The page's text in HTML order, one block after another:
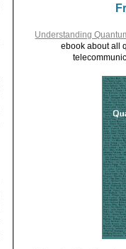
Understanding
ebook about all